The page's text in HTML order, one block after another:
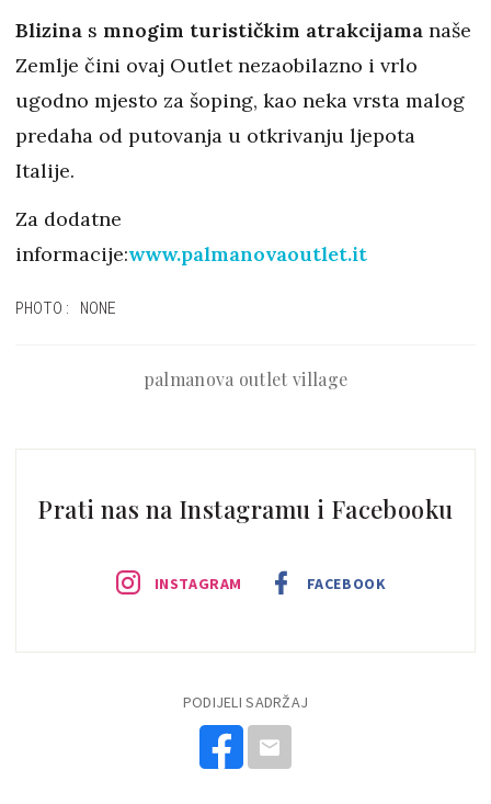
Blizina s mnogim turističkim atrakcijama naše
Zemlje čini ovaj Outlet nezaobilazno i vrlo
ugodno mjesto za šoping, kao neka vrsta malog
predaha od putovanja u otkrivanju ljepota
Italije.
Za dodatne
informacije:www.palmanovaoutlet.it
PHOTO: NONE
palmanova outlet village
Prati nas na Instagramu i Facebooku
INSTAGRAM FACEBOOK
PODIJELI SADRŽAJ